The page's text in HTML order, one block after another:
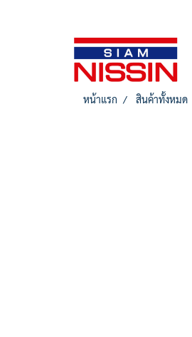
หน้าแรก สินค้าทั้งหมด